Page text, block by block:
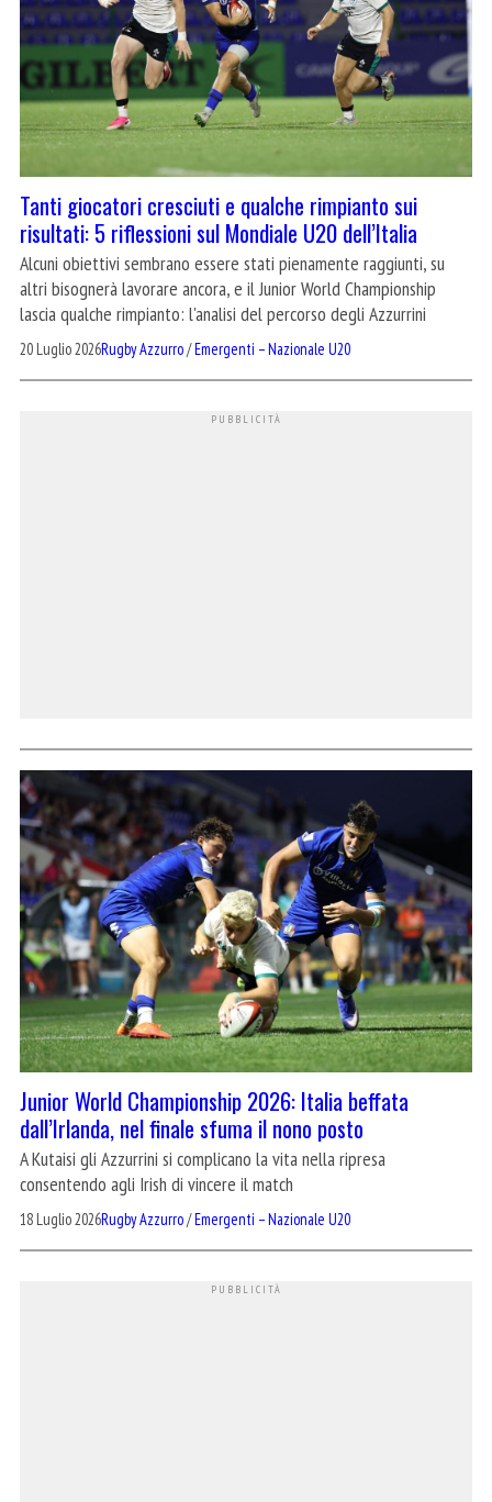
Tanti giocatori cresciuti e qualche rimpianto sui
risultati: 5 riflessioni sul Mondiale U20 dell’Italia
Alcuni obiettivi sembrano essere stati pienamente raggiunti, su
altri bisognerà lavorare ancora, e il Junior World Championship
lascia qualche rimpianto: l'analisi del percorso degli Azzurrini
20 Luglio 2026Rugby Azzurro/Emergenti – Nazionale U20
Junior World Championship 2026: Italia beffata
dall’Irlanda, nel finale sfuma il nono posto
A Kutaisi gli Azzurrini si complicano la vita nella ripresa
consentendo agli Irish di vincere il match
18 Luglio 2026Rugby Azzurro/Emergenti – Nazionale U20